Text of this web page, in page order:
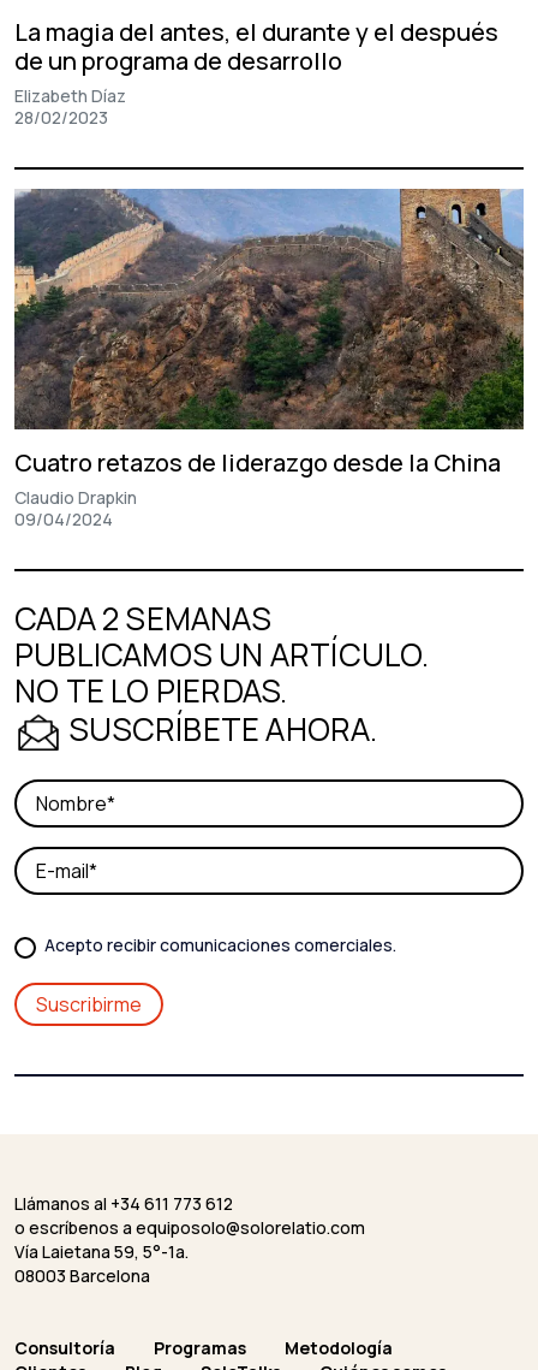
La magia del antes, el durante y el después
de un programa de desarrollo
Elizabeth Díaz
28/02/2023
Cuatro retazos de liderazgo desde la China
Claudio Drapkin
09/04/2024
CADA 2 SEMANAS
PUBLICAMOS UN ARTÍCULO.
NO TE LO PIERDAS.
SUSCRÍBETE AHORA.
Acepto recibir comunicaciones comerciales.
Llámanos al +34 611 773 612
o escríbenos a equiposolo@solorelatio.com
Vía Laietana 59, 5°-1a.
08003 Barcelona
Consultoría Programas
Metodología